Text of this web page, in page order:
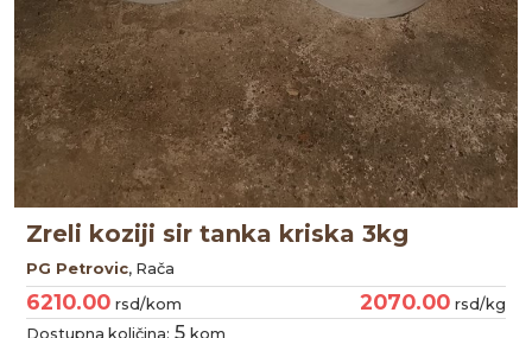
Zreli koziji sir tanka kriska 3kg
PG Petrovic, Rača
6210.00 rsd/kom 2070.00 rsd/kg
Dostupna količina: 5 kom